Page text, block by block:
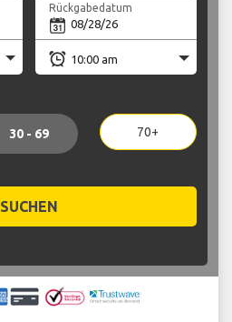
Rückgabedatum
30 - 69 70+
SUCHEN